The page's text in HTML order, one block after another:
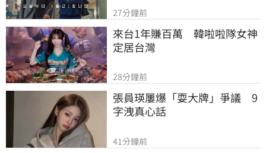
27分鐘前
來台1年賺百萬　韓啦啦隊女神
定居台灣
28分鐘前
張員瑛屢爆「耍大牌」爭議　9
字洩真心話
41分鐘前